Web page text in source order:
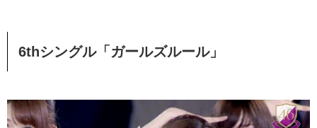
6thシングル「ガールズルール」